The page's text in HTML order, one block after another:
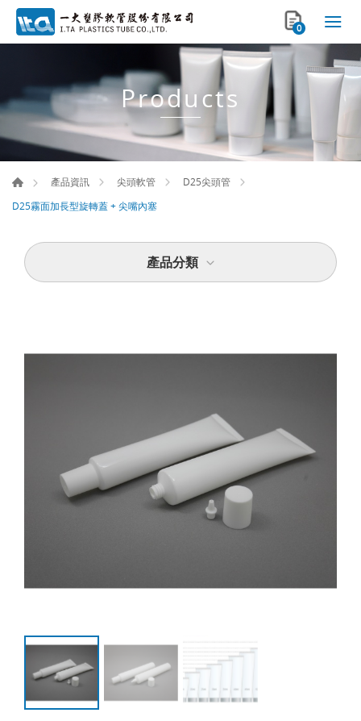
0
Products
產品資訊 尖頭軟管
D25尖頭管
D25霧面加長型旋轉蓋 + 尖嘴內塞
產品分類